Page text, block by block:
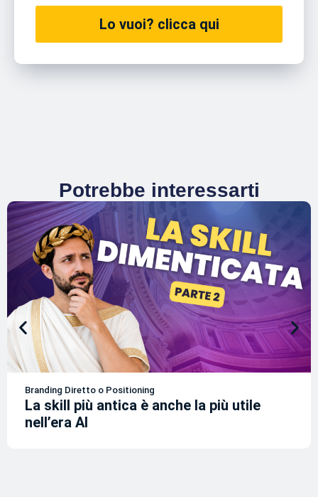
Lo vuoi? clicca qui
Potrebbe interessarti
Branding Diretto o Positioning
La skill più antica è anche la più utile
nell’era AI